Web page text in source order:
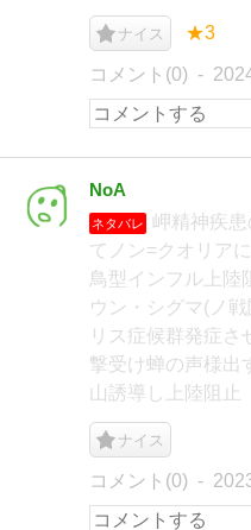
ナイス ★3
コメント(0)
NoA
ネタバレ
岬精神疾
てノン=クオリア
鳥型インフル上陸
ウン・シグマ(ノ
リス症候群発症さ
撃受け蝉の声様出
山誘導し上陸阻止
ナイス
コメント(0)